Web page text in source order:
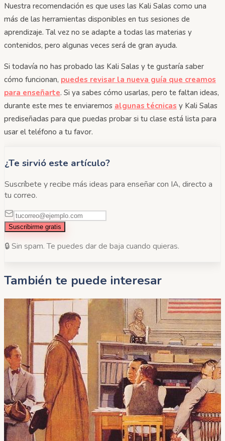
Nuestra recomendación es que uses las Kali Salas como una
más de las herramientas disponibles en tus sesiones de
aprendizaje. Tal vez no se adapte a todas las materias y
contenidos, pero algunas veces será de gran ayuda.
Si todavía no has probado las Kali Salas y te gustaría saber
cómo funcionan, puedes revisar la nueva guía que creamos
para enseñarte. Si ya sabes cómo usarlas, pero te faltan ideas,
durante este mes te enviaremos algunas técnicas y Kali Salas
prediseñadas para que puedas probar si tu clase está lista para
usar el teléfono a tu favor.
¿Te sirvió este artículo?
Suscríbete y recibe más ideas para enseñar con IA, directo a
tu correo.
Suscribirme gratis
🔒 Sin spam. Te puedes dar de baja cuando quieras.
También te puede interesar